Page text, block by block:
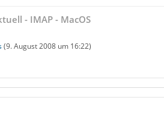
- IMAP - MacOS
(9. August 2008 um 16:22)